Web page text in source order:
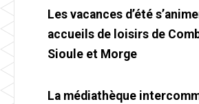
Les vacances d’été
accueils de loisirs de
Sioule et Morge
La médiathèque